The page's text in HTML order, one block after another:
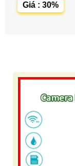
Giá : 30%